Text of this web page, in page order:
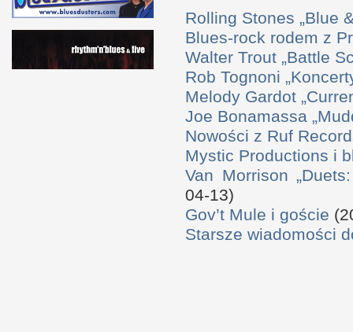
Rolling Stones „Blue
Blues-rock rodem z
Walter Trout „Battle
Rob Tognoni
Melody Gardot
Joe Bonamassa
Nowości z Ruf
Mystic Productions i
Van Morrison
04-13)
Gov’t Mule i goście
Starsze wiadomości